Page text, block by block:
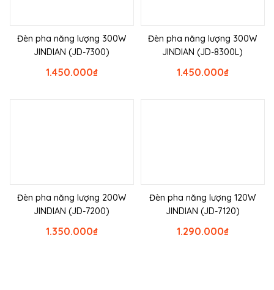
Đèn pha năng lượng 300W
JINDIAN (JD-7300)
₫
1.450.000
Đèn pha năng lượng 300W
JINDIAN (JD-8300L)
₫
1.450.000
Đèn pha năng lượng 200W
JINDIAN (JD-7200)
₫
1.350.000
Đèn pha năng lượng 120W
JINDIAN (JD-7120)
₫
1.290.000